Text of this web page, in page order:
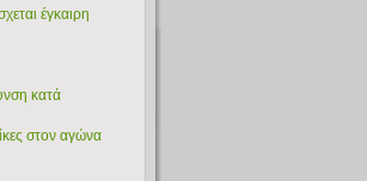
έγκαιρη
κατά
στον αγώνα